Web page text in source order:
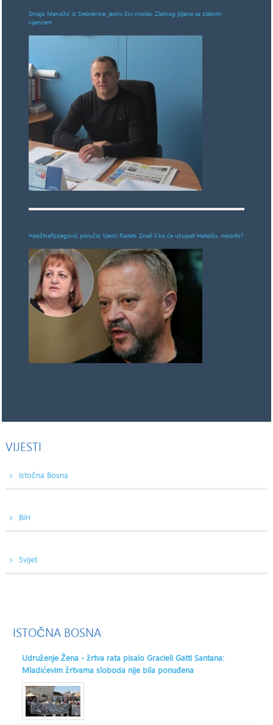
Smajo Mandžić iz Srebrenice, jedini živi nosilac Zlatnog ljiljana sa zlatnim
vijencem
Hadžihafizbegović poručio Vjerici Radeti: Znaš li ko će ukopati Hatidžu, nesorto?
VIJESTI
Istočna Bosna
BiH
Svijet
ISTOČNA BOSNA
Udruženje Žena - žrtva rata pisalo Gracieli Gatti Santana:
Mladićevim žrtvama sloboda nije bila ponuđena